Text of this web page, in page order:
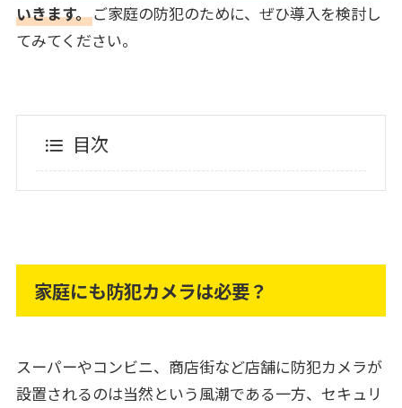
いきます。ご家庭の防犯のために、ぜひ導入を検討し
てみてください。
目次
家庭にも防犯カメラは必要？
スーパーやコンビニ、商店街など店舗に防犯カメラが
設置されるのは当然という風潮である一方、セキュリ